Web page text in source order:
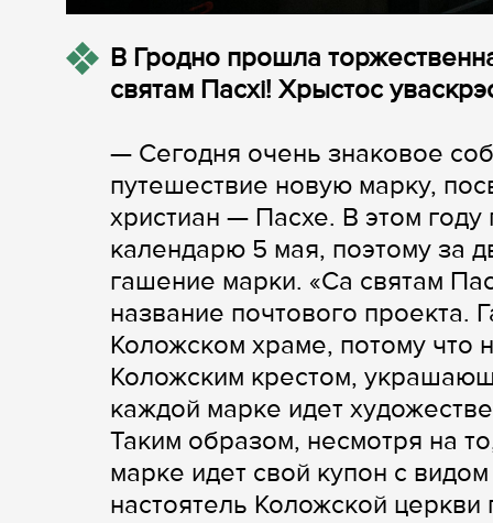
В Гродно прошла
святам Пасхі! Хрыстос
— Сегодня очень знаковое
путешествие новую марку,
христиан — Пасхе. В этом
календарю 5 мая, поэтому за
гашение марки. «Са святам
название почтового проекта.
Коложском храме, потому что
Коложским крестом,
каждой марке идет
Таким образом, несмотря на
марке идет свой купон с
настоятель Коложской